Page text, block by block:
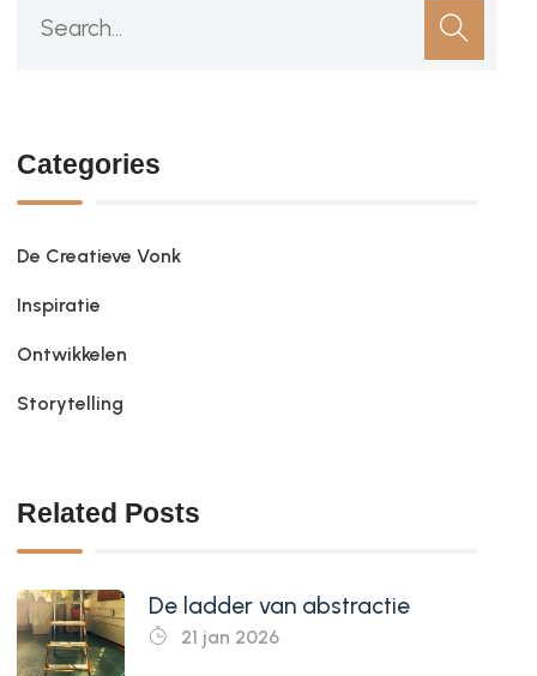
Categories
De Creatieve Vonk
Inspiratie
Ontwikkelen
Storytelling
Related Posts
De ladder van abstractie
21 jan 2026